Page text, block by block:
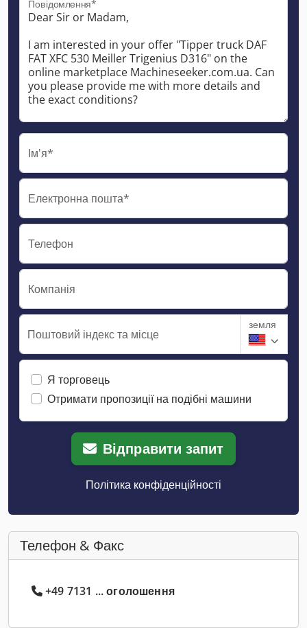
Повідомлення*
Ім'я*
Електронна пошта*
Телефон
Компанія
Поштовий індекс та місце
земля
Я торговець
Отримати пропозиції на подібні машини
Відправити запит
Політика конфіденційності
Телефон & Факс
+49 7131 ... оголошення